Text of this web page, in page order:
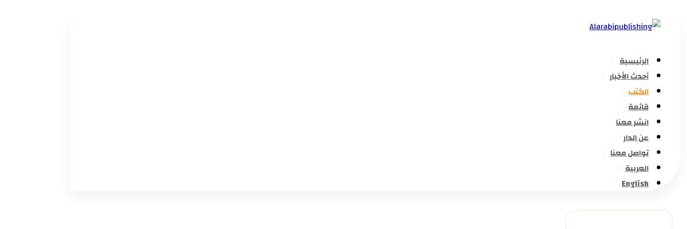
الرئيسية
أحدث الأخبار
الكتب
قائمة
انشر معنا
عن الدار
تواصل معنا
العربية
English